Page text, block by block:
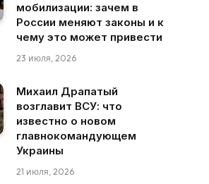
мобилизации: зачем в
России меняют законы и к
чему это может привести
23 июля, 2026
Михаил Драпатый
возглавит ВСУ: что
известно о новом
главнокомандующем
Украины
21 июля, 2026